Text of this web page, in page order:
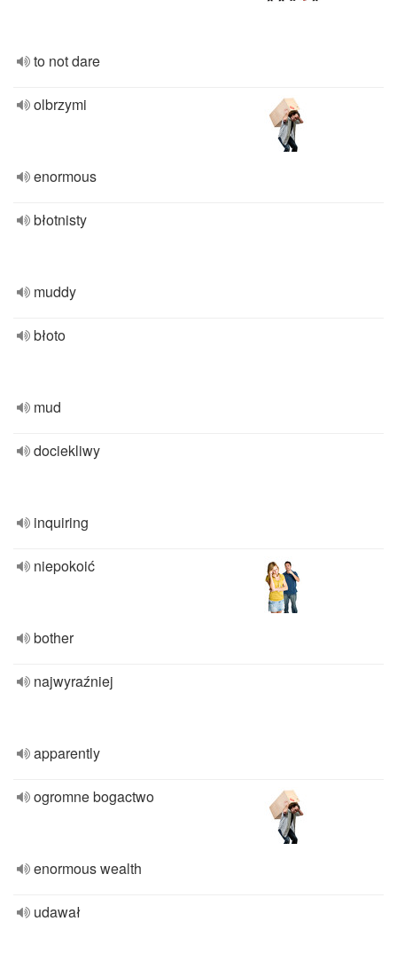
to not dare
olbrzymi
enormous
błotnisty
muddy
błoto
mud
dociekliwy
inquiring
niepokoić
bother
najwyraźniej
apparently
ogromne bogactwo
enormous wealth
udawał